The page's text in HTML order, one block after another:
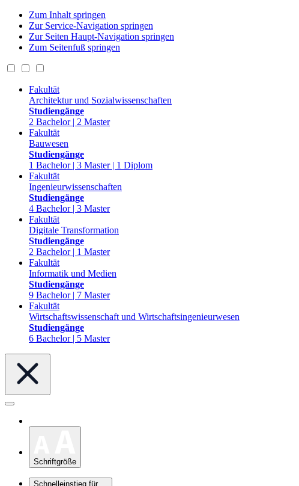
Zum Inhalt springen
Zur Service-Navigation springen
Zur Seiten Haupt-Navigation springen
Zum Seitenfuß springen
Fakultät
Architektur und Sozialwissenschaften
Studiengänge
2 Bachelor | 2 Master
Fakultät
Bauwesen
Studiengänge
1 Bachelor | 3 Master | 1 Diplom
Fakultät
Ingenieurwissenschaften
Studiengänge
4 Bachelor | 3 Master
Fakultät
Digitale Transformation
Studiengänge
2 Bachelor | 1 Master
Fakultät
Informatik und Medien
Studiengänge
9 Bachelor | 7 Master
Fakultät
Wirtschaftswissenschaft und Wirtschaftsingenieurwesen
Studiengänge
6 Bachelor | 5 Master
Schriftgröße
Schnelleinstieg für ...